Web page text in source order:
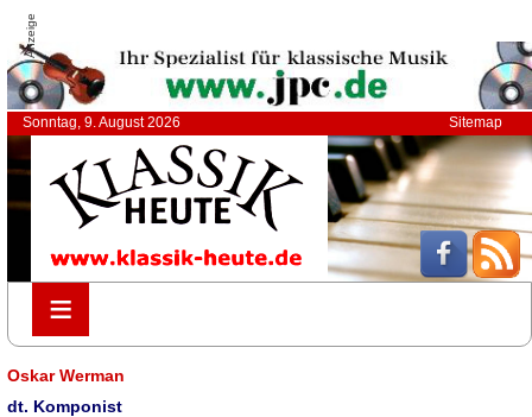
Anzeige
Sonntag, 9. August 2026 Sitemap
≡
≡
Oskar Werman
dt. Komponist